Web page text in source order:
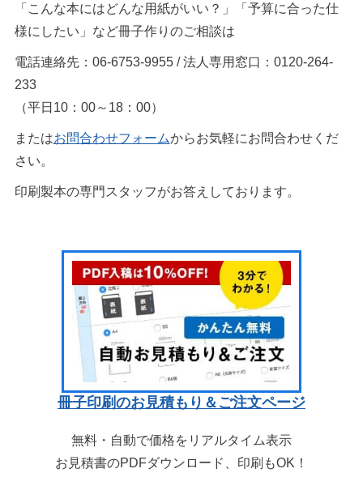
「こんな本にはどんな用紙がいい？」「予算に合った仕
様にしたい」など冊子作りのご相談は
電話連絡先：06-6753-9955 / 法人専用窓口：0120-264-
233
（平日10：00～18：00）
またはお問合わせフォームからお気軽にお問合わせくだ
さい。
印刷製本の専門スタッフがお答えしております。
冊子印刷のお見積もり＆ご注文ページ
無料・自動で価格をリアルタイム表示
お見積書のPDFダウンロード、印刷もOK！